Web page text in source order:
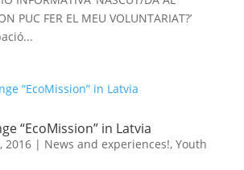
PUC FER EL MEU VOLUNTARIAT?’
“EcoMission” in Latvia
2016| News and experiences!, Youth